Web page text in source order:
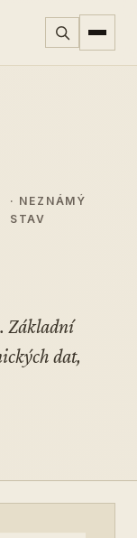
· NEZNÁMÝ
STAV
Základní
dat,